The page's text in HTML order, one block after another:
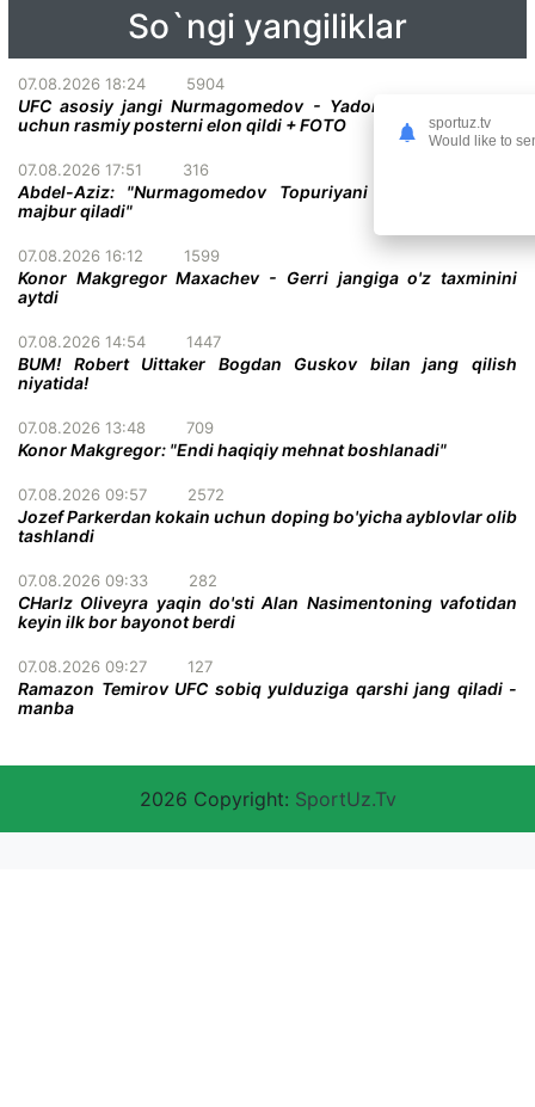
So`ngi yangiliklar
07.08.2026 18:24 5904
UFC asosiy jangi Nurmagomedov - Yadong bo'lgan turnir
uchun rasmiy posterni elon qildi + FOTO
07.08.2026 17:51 316
Abdel-Aziz: "Nurmagomedov Topuriyani taslim bo'lishga
majbur qiladi"
07.08.2026 16:12 1599
Konor Makgregor Maxachev - Gerri jangiga o'z taxminini
aytdi
07.08.2026 14:54 1447
BUM! Robert Uittaker Bogdan Guskov bilan jang qilish
niyatida!
07.08.2026 13:48 709
Konor Makgregor: "Endi haqiqiy mehnat boshlanadi"
07.08.2026 09:57 2572
Jozef Parkerdan kokain uchun doping bo'yicha ayblovlar olib
tashlandi
07.08.2026 09:33 282
CHarlz Oliveyra yaqin do'sti Alan Nasimentoning vafotidan
keyin ilk bor bayonot berdi
07.08.2026 09:27 127
Ramazon Temirov UFC sobiq yulduziga qarshi jang qiladi -
manba
2026 Copyright: SportUz.Tv
sportuz.tv
Would like to